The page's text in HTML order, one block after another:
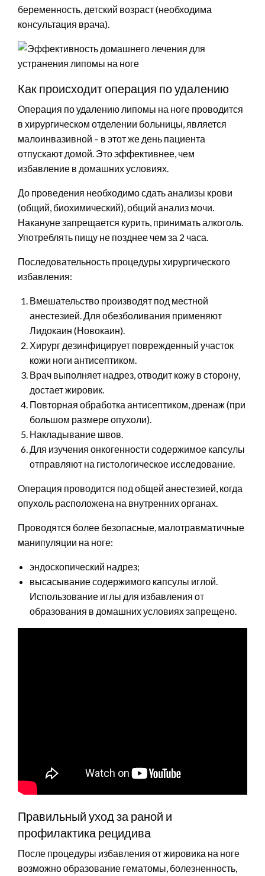
беременность, детский возраст (необходима
консультация врача).
Как происходит операция по удалению
Операция по удалению липомы на ноге проводится
в хирургическом отделении больницы, является
малоинвазивной – в этот же день пациента
отпускают домой. Это эффективнее, чем
избавление в домашних условиях.
До проведения необходимо сдать анализы крови
(общий, биохимический), общий анализ мочи.
Накануне запрещается курить, принимать алкоголь.
Употреблять пищу не позднее чем за 2 часа.
Последовательность процедуры хирургического
избавления:
Вмешательство производят под местной
анестезией. Для обезболивания применяют
Лидокаин (Новокаин).
Хирург дезинфицирует поврежденный участок
кожи ноги антисептиком.
Врач выполняет надрез, отводит кожу в сторону,
достает жировик.
Повторная обработка антисептиком, дренаж (при
большом размере опухоли).
Накладывание швов.
Для изучения онкогенности содержимое капсулы
отправляют на гистологическое исследование.
Операция проводится под общей анестезией, когда
опухоль расположена на внутренних органах.
Проводятся более безопасные, малотравматичные
манипуляции на ноге:
эндоскопический надрез;
высасывание содержимого капсулы иглой.
Использование иглы для избавления от
образования в домашних условиях запрещено.
Правильный уход за раной и
профилактика рецидива
После процедуры избавления от жировика на ноге
возможно образование гематомы, болезненность,